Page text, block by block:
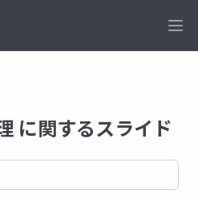
に関するスライド